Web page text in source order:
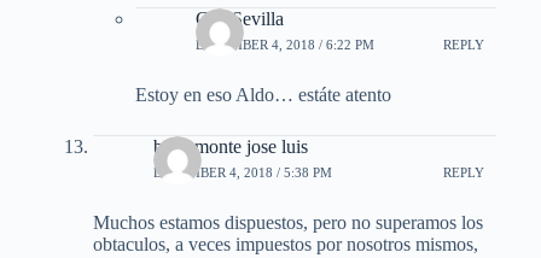
Gus Sevilla
DECEMBER 4, 2018 / 6:22 PM REPLY
Estoy en eso Aldo… estáte atento
bracamonte jose luis
DECEMBER 4, 2018 / 5:38 PM REPLY
Muchos estamos dispuestos, pero no superamos los
obtaculos, a veces impuestos por nosotros mismos,